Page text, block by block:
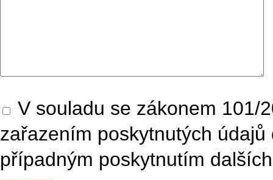
V souladu se zákonem 101/
zařazením poskytnutých
případným poskytnutím